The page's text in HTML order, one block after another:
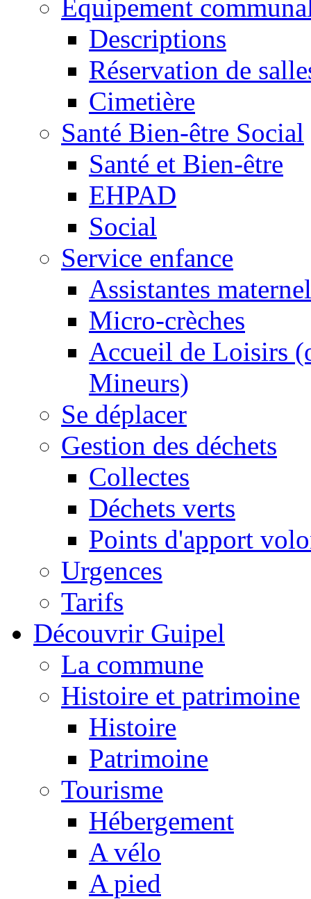
Equipement
Descriptions
Réservation de
Cimetière
Santé Bien-être Social
Santé et Bien-être
EHPAD
Social
Service enfance
Assistantes
Micro-crèches
Accueil de Loisirs
Mineurs)
Se déplacer
Gestion des déchets
Collectes
Déchets verts
Points d'apport
Urgences
Tarifs
Découvrir Guipel
La commune
Histoire et patrimoine
Histoire
Patrimoine
Tourisme
Hébergement
A vélo
A pied